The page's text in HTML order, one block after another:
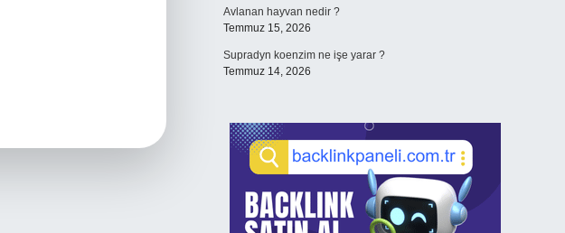
Avlanan hayvan nedir ?
Temmuz 15, 2026
Supradyn koenzim ne işe yarar ?
Temmuz 14, 2026